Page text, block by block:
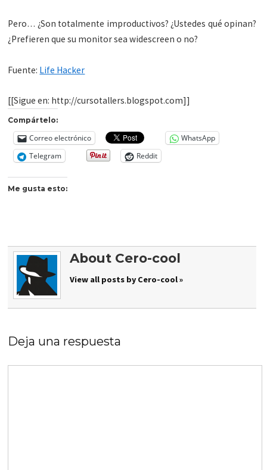
Pero… ¿Son totalmente improductivos? ¿Ustedes qué opinan?
¿Prefieren que su monitor sea widescreen o no?
Fuente: Life Hacker
[[Sigue en: http://cursotallers.blogspot.com]]
Compártelo:
Correo electrónico
WhatsApp
Telegram
Reddit
Me gusta esto:
About Cero-cool
View all posts by Cero-cool »
Deja una respuesta